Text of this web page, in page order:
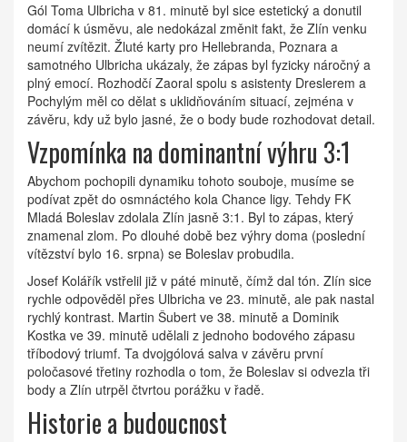
Gól Toma Ulbricha v 81. minutě byl sice estetický a donutil
domácí k úsměvu, ale nedokázal změnit fakt, že Zlín venku
neumí zvítězit. Žluté karty pro Hellebranda, Poznara a
samotného Ulbricha ukázaly, že zápas byl fyzicky náročný a
plný emocí. Rozhodčí Zaoral spolu s asistenty Dreslerem a
Pochylým měl co dělat s uklidňováním situací, zejména v
závěru, kdy už bylo jasné, že o body bude rozhodovat detail.
Vzpomínka na dominantní výhru 3:1
Abychom pochopili dynamiku tohoto souboje, musíme se
podívat zpět do osmnáctého kola Chance ligy. Tehdy FK
Mladá Boleslav zdolala Zlín jasně 3:1. Byl to zápas, který
znamenal zlom. Po dlouhé době bez výhry doma (poslední
vítězství bylo 16. srpna) se Boleslav probudila.
Josef Kolářík vstřelil již v páté minutě, čímž dal tón. Zlín sice
rychle odpověděl přes Ulbricha ve 23. minutě, ale pak nastal
rychlý kontrast. Martin Šubert ve 38. minutě a Dominik
Kostka ve 39. minutě udělali z jednoho bodového zápasu
tříbodový triumf. Ta dvojgólová salva v závěru první
poločasové třetiny rozhodla o tom, že Boleslav si odvezla tři
body a Zlín utrpěl čtvrtou porážku v řadě.
Historie a budoucnost